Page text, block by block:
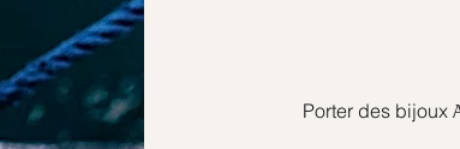
Porter des bijoux